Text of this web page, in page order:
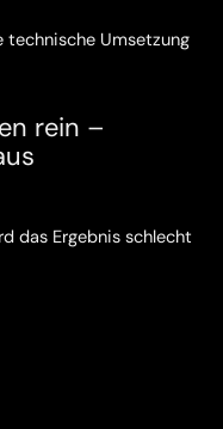
technische Umsetzung
rein –
das Ergebnis schlecht